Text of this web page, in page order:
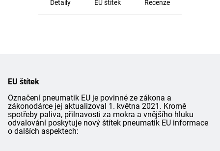
Detaily EU štítek Recenze
EU štítek
Označení pneumatik EU je povinné ze zákona a
zákonodárce jej aktualizoval 1. května 2021. Kromě
spotřeby paliva, přilnavosti za mokra a vnějšího hluku
odvalování poskytuje nový štítek pneumatik EU informace
o dalších aspektech: